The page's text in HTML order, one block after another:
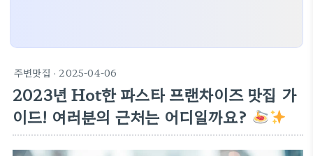
주변맛집 · 2025-04-06
2023년 Hot한 파스타 프랜차이즈 맛집 가
이드! 여러분의 근처는 어디일까요?